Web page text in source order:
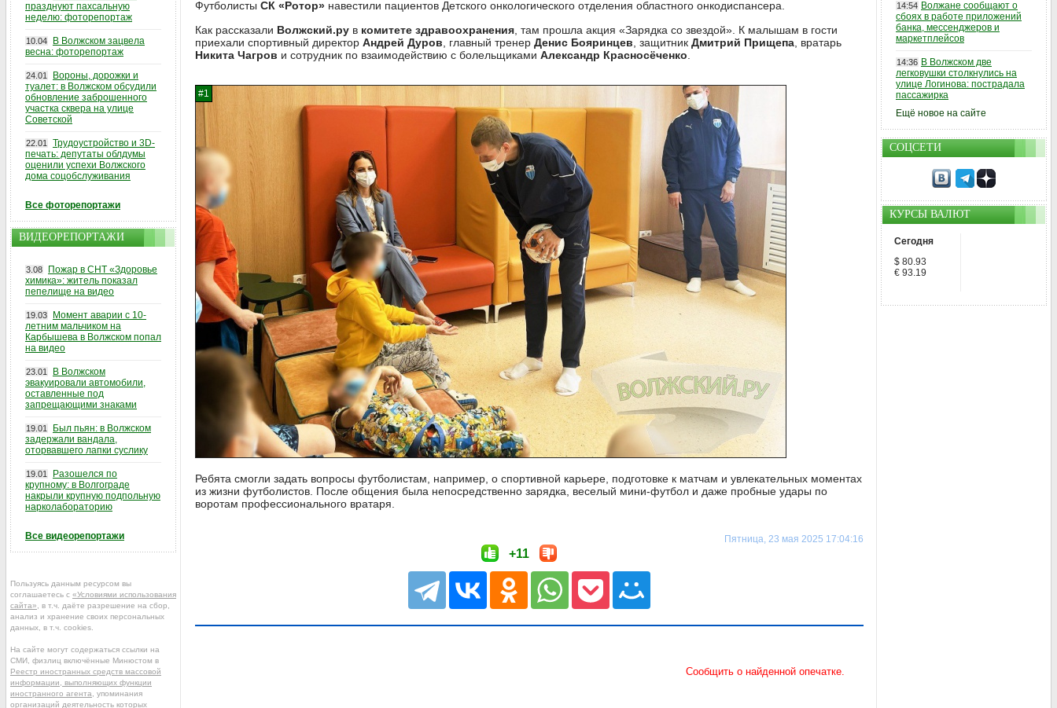
Футболисты СК «Ротор» навестили пациентов Детского онкологического отделения областного онкодиспансера.
Как рассказали Волжский.ру в комитете здравоохранения , там прошла акция «Зарядка со звездой». К малышам в гости
приехали спортивный директор Андрей Дуров , главный тренер Денис Бояринцев , защитник Дмитрий Прищепа , вратарь
Никита Чагров и сотрудник по взаимодействию с болельщиками Александр Красносёченко
Ребята смогли задать вопросы футболистам, например, о спортивной карьере, подготовке к матчам и увлекательных моментах
из жизни футболистов. После общения была непосредственно зарядка, веселый мини-футбол и даже пробные удары по
воротам профессионального вратаря.
Пятница, 23 мая 2025 17:04:16
+11
празднуют пахсальную
неделю: фоторепортаж
10.04
В Волжском зацвела
весна: фоторепортаж
24.01
Вороны, дорожки и
туалет: в Волжском обсудили
обновление заброшенного
участка сквера на улице
Советской
22.01
Трудоустройство и 3D-
печать: депутаты облдумы
оценили успехи Волжского
дома соцобслуживания
Все фоторепортажи
ВИДЕОРЕПОРТАЖИ
3.08
Пожар в СНТ «Здоровье
химика»: житель показал
пепелище на видео
19.03
Момент аварии с 10-
летним мальчиком на
Карбышева в Волжском попал
на видео
23.01
В Волжском
эвакуировали автомобили,
оставленные под
запрещающими знаками
19.01
Был пьян: в Волжском
задержали вандала,
оторвавшего лапки суслику
19.01
Разошелся по
крупному: в Волгограде
накрыли крупную подпольную
нарколабораторию
Все видеорепортажи
Пользуясь данным ресурсом вы
соглашаетесь с «Условиями использования
сайта» , в т.ч. даёте разрешение на сбор,
анализ и хранение своих персональных
данных, в т.ч. cookies.
На сайте могут содержаться ссылки на
СМИ, физлиц включённые Минюстом в
Реестр иностранных средств массовой
информации, выполняющих функции
иностранного агента , упоминания
организаций деятельность которых
14:54 Волжане сообщают о
сбоях в работе приложений
банка, мессенджеров и
маркетплейсов
14:36 В Волжском две
легковушки столкнулись на
улице Логинова: пострадала
пассажирка
Ещё новое на сайте
СОЦСЕТИ
КУРСЫ ВАЛЮТ
Сегодня
$ 80.93
€ 93.19